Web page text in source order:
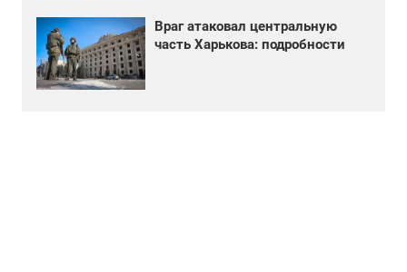
Враг атаковал центральную
часть Харькова: подробности